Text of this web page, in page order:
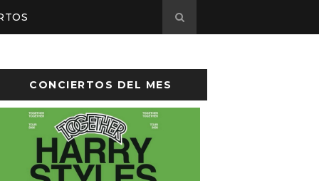
CONCIERTOS DEL MES